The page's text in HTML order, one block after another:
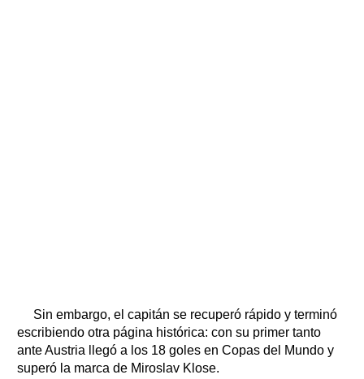
Sin embargo, el capitán se recuperó rápido y terminó
escribiendo otra página histórica: con su primer tanto
ante Austria llegó a los 18 goles en Copas del Mundo y
superó la marca de Miroslav Klose.